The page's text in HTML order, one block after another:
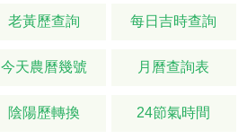
老黃歷查詢 每日吉時查詢
今天農曆幾號 月曆查詢表
陰陽歷轉換 24節氣時間